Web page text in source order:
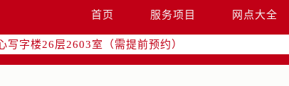
首页 服务项目 网点大全
座6层602室（需提前预约）
写字楼D座11层1102室（需提前预约）
字楼26层2603室（需提前预约）
层3705室（需提前预约）